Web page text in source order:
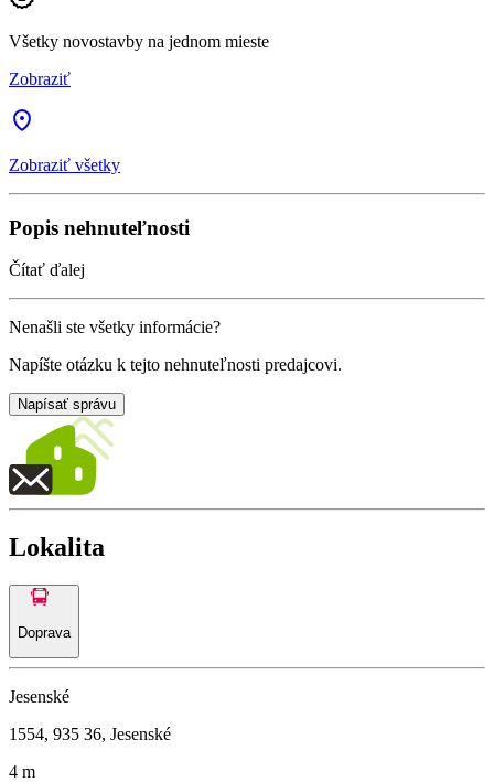
Všetky novostavby na jednom mieste
Zobraziť
Zobraziť všetky
Popis nehnuteľnosti
Čítať ďalej
Nenašli ste všetky informácie?
Napíšte otázku k tejto nehnuteľnosti predajcovi.
Napísať správu
Lokalita
Doprava
Jesenské
1554, 935 36, Jesenské
4 m